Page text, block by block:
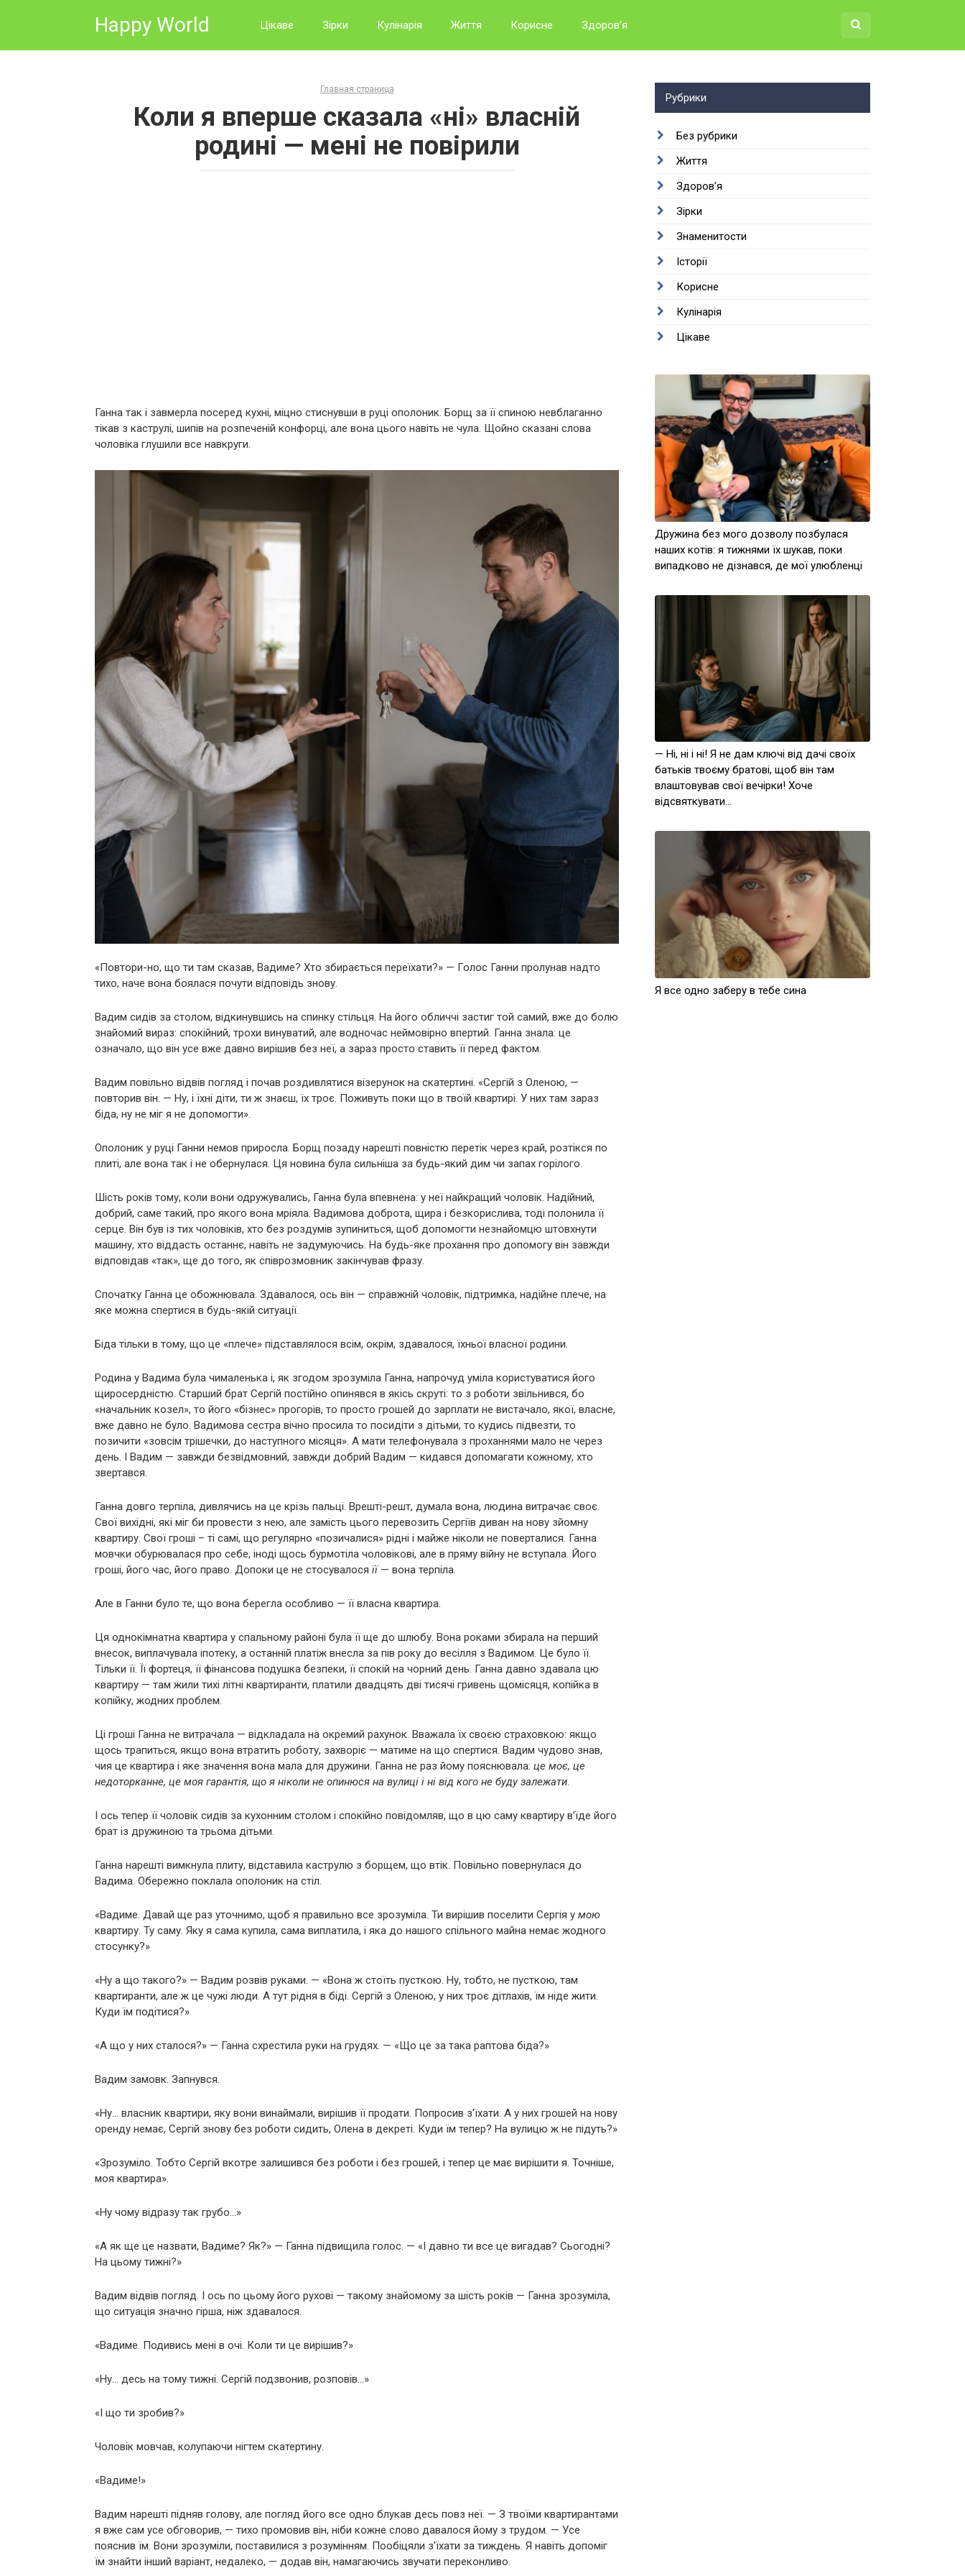
Happy World Цікаве Зірки Кулінарія Життя Корисне Здоров’я
Главная страница
Коли я вперше сказала «ні» власній
родині — мені не повірили
Ганна так і завмерла посеред кухні, міцно стиснувши в руці ополоник. Борщ за її спиною невблаганно
тікав з каструлі, шипів на розпеченій конфорці, але вона цього навіть не чула. Щойно сказані слова
чоловіка глушили все навкруги.
«Повтори-но, що ти там сказав, Вадиме? Хто збирається переїхати?» — Голос Ганни пролунав надто
тихо, наче вона боялася почути відповідь знову.
Вадим сидів за столом, відкинувшись на спинку стільця. На його обличчі застиг той самий, вже до болю
знайомий вираз: спокійний, трохи винуватий, але водночас неймовірно впертий. Ганна знала: це
означало, що він усе вже давно вирішив без неї, а зараз просто ставить її перед фактом.
Вадим повільно відвів погляд і почав роздивлятися візерунок на скатертині. «Сергій з Оленою, —
повторив він. — Ну, і їхні діти, ти ж знаєш, їх троє. Поживуть поки що в твоїй квартирі. У них там зараз
біда, ну не міг я не допомогти».
Ополоник у руці Ганни немов приросла. Борщ позаду нарешті повністю перетік через край, розтікся по
плиті, але вона так і не обернулася. Ця новина була сильніша за будь-який дим чи запах горілого.
Шість років тому, коли вони одружувались, Ганна була впевнена: у неї найкращий чоловік. Надійний,
добрий, саме такий, про якого вона мріяла. Вадимова доброта, щира і безкорислива, тоді полонила її
серце. Він був із тих чоловіків, хто без роздумів зупиниться, щоб допомогти незнайомцю штовхнути
машину, хто віддасть останнє, навіть не задумуючись. На будь-яке прохання про допомогу він завжди
відповідав «так», ще до того, як співрозмовник закінчував фразу.
Спочатку Ганна це обожнювала. Здавалося, ось він — справжній чоловік, підтримка, надійне плече, на
яке можна спертися в будь-якій ситуації.
Біда тільки в тому, що це «плече» підставлялося всім, окрім, здавалося, їхньої власної родини.
Родина у Вадима була чималенька і, як згодом зрозуміла Ганна, напрочуд уміла користуватися його
щиросердністю. Старший брат Сергій постійно опинявся в якісь скруті: то з роботи звільнився, бо
«начальник козел», то його «бізнес» прогорів, то просто грошей до зарплати не вистачало, якої, власне,
вже давно не було. Вадимова сестра вічно просила то посидіти з дітьми, то кудись підвезти, то
позичити «зовсім трішечки, до наступного місяця». А мати телефонувала з проханнями мало не через
день. І Вадим — завжди безвідмовний, завжди добрий Вадим — кидався допомагати кожному, хто
звертався.
Ганна довго терпіла, дивлячись на це крізь пальці. Врешті-решт, думала вона, людина витрачає своє.
Свої вихідні, які міг би провести з нею, але замість цього перевозить Сергіїв диван на нову зйомну
квартиру. Свої гроші – ті самі, що регулярно «позичалися» рідні і майже ніколи не поверталися. Ганна
мовчки обурювалася про себе, іноді щось бурмотіла чоловікові, але в пряму війну не вступала. Його
гроші, його час, його право. Допоки це не стосувалося її— вона терпіла.
Але в Ганни було те, що вона берегла особливо — її власна квартира.
Ця однокімнатна квартира у спальному районі була її ще до шлюбу. Вона роками збирала на перший
внесок, виплачувала іпотеку, а останній платіж внесла за пів року до весілля з Вадимом. Це було її.
Тільки її. Її фортеця, її фінансова подушка безпеки, її спокій на чорний день. Ганна давно здавала цю
квартиру — там жили тихі літні квартиранти, платили двадцять дві тисячі гривень щомісяця, копійка в
копійку, жодних проблем.
Ці гроші Ганна не витрачала — відкладала на окремий рахунок. Вважала їх своєю страховкою: якщо
щось трапиться, якщо вона втратить роботу, захворіє — матиме на що спертися. Вадим чудово знав,
чия це квартира і яке значення вона мала для дружини. Ганна не раз йому пояснювала: це моє, це
недоторканне, це моя гарантія, що я ніколи не опинюся на вулиці і ні від кого не буду залежати.
І ось тепер її чоловік сидів за кухонним столом і спокійно повідомляв, що в цю саму квартиру в’їде його
брат із дружиною та трьома дітьми.
Ганна нарешті вимкнула плиту, відставила каструлю з борщем, що втік. Повільно повернулася до
Вадима. Обережно поклала ополоник на стіл.
«Вадиме. Давай ще раз уточнимо, щоб я правильно все зрозуміла. Ти вирішив поселити Сергія у мою
квартиру. Ту саму. Яку я сама купила, сама виплатила, і яка до нашого спільного майна немає жодного
стосунку?»
«Ну а що такого?» — Вадим розвів руками. — «Вона ж стоїть пусткою. Ну, тобто, не пусткою, там
квартиранти, але ж це чужі люди. А тут рідня в біді. Сергій з Оленою, у них троє дітлахів, їм ніде жити.
Куди їм подітися?»
«А що у них сталося?» — Ганна схрестила руки на грудях. — «Що це за така раптова біда?»
Вадим замовк. Запнувся.
«Ну… власник квартири, яку вони винаймали, вирішив її продати. Попросив з’їхати. А у них грошей на нову
оренду немає, Сергій знову без роботи сидить, Олена в декреті. Куди їм тепер? На вулицю ж не підуть?»
«Зрозуміло. Тобто Сергій вкотре залишився без роботи і без грошей, і тепер це має вирішити я. Точніше,
моя квартира».
«Ну чому відразу так грубо…»
«А як ще це назвати, Вадиме? Як?» — Ганна підвищила голос. — «І давно ти все це вигадав? Сьогодні?
На цьому тижні?»
Вадим відвів погляд. І ось по цьому його рухові — такому знайомому за шість років — Ганна зрозуміла,
що ситуація значно гірша, ніж здавалося.
«Вадиме. Подивись мені в очі. Коли ти це вирішив?»
«Ну… десь на тому тижні. Сергій подзвонив, розповів…»
«І що ти зробив?»
Чоловік мовчав, колупаючи нігтем скатертину.
«Вадиме!»
Вадим нарешті підняв голову, але погляд його все одно блукав десь повз неї. — З твоїми квартирантами
я вже сам усе обговорив, — тихо промовив він, ніби кожне слово давалося йому з трудом. — Усе
пояснив їм. Вони зрозуміли, поставилися з розумінням. Пообіцяли з’їхати за тиждень. Я навіть допоміг
їм знайти інший варіант, недалеко, — додав він, намагаючись звучати переконливо.
Рубрики
Без рубрики
Життя
Здоров’я
Зірки
Знаменитости
Історії
Корисне
Кулінарія
Цікаве
Дружина без мого дозволу позбулася
наших котів: я тижнями їх шукав, поки
випадково не дізнався, де мої улюбленці
— Ні, ні і ні! Я не дам ключі від дачі своїх
батьків твоєму братові, щоб він там
влаштовував свої вечірки! Хоче
відсвяткувати…
Я все одно заберу в тебе сина